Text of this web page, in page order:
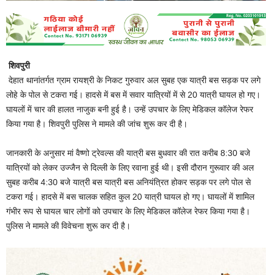
शिवपुरी
देहात थानांतर्गत ग्राम रायश्री के निकट गुरुवार अल सुबह एक यात्री बस सड़क पर लगे
लोहे के पोल से टकरा गई। हादसे में बस में सवार यात्रियों में से 20 यात्री घायल हो गए।
घायलों में चार की हालत नाजुक बनी हुई है। उन्हें उपचार के लिए मेडिकल कॉलेज रेफर
किया गया है। शिवपुरी पुलिस ने मामले की जांच शुरू कर दी है।
जानकारी के अनुसार मां वैष्णो ट्रेवल्स की यात्री बस बुधवार की रात करीब 8:30 बजे
यात्रियों को लेकर उज्जैन से दिल्ली के लिए रवाना हुई थी। इसी दौरान गुरूवार की अल
सुबह करीब 4:30 बजे यात्री बस यात्री बस अनियंत्रित होकर सड़क पर लगे पोल से
टकरा गई। हादसे में बस चालक सहित कुल 20 यात्री घायल हो गए। घायलों में शामिल
गंभीर रूप से घायल चार लोगों को उपचार के लिए मेडिकल कॉलेज रेफर किया गया है।
पुलिस ने मामले की विवेचना शुरू कर दी है।